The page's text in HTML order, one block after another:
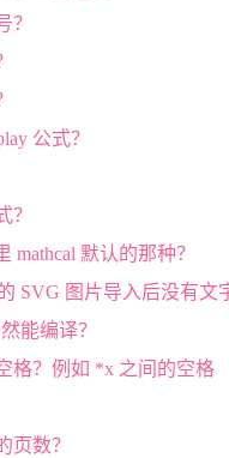
？
公式？
？
mathcal 默认的那种？
SVG 图片导入后没有文
能编译？
格？例如 *x 之间的空格
页数？